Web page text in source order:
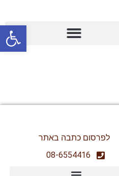
לפרסום כתבה באתר
08-6554416